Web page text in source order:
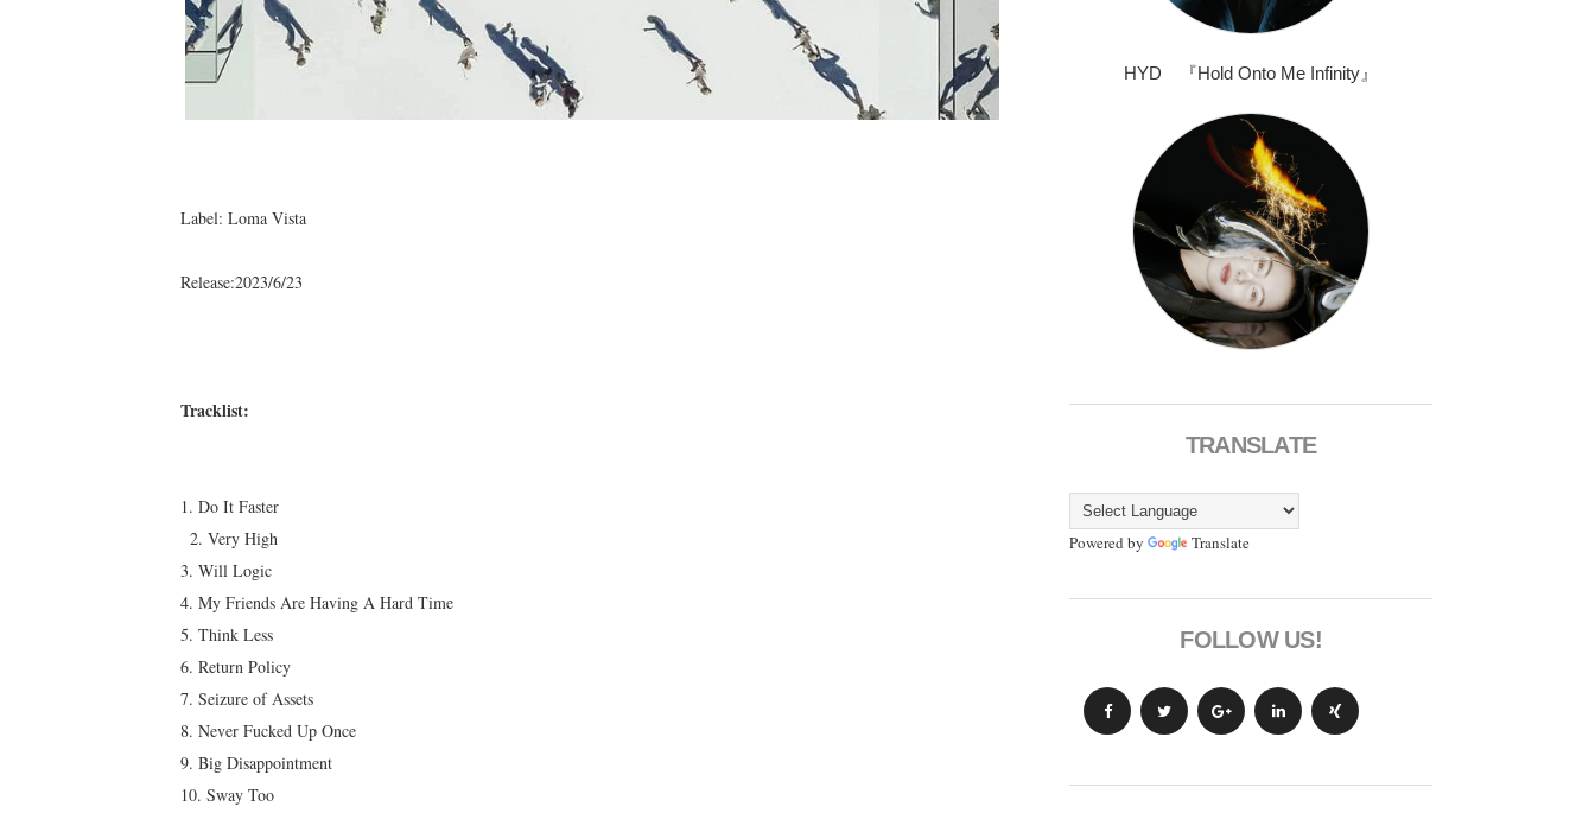
Label: Loma Vista
Release:2023/6/23
Tracklist:
1. Do It Faster
2. Very High
3. Will Logic
4. My Friends Are Having A Hard Time
5. Think Less
6. Return Policy
7. Seizure of Assets
8. Never Fucked Up Once
9. Big Disappointment
10. Sway Too
HYD 『Hold Onto Me Infinity』
TRANSLATE
Powered by Translate
FOLLOW US!